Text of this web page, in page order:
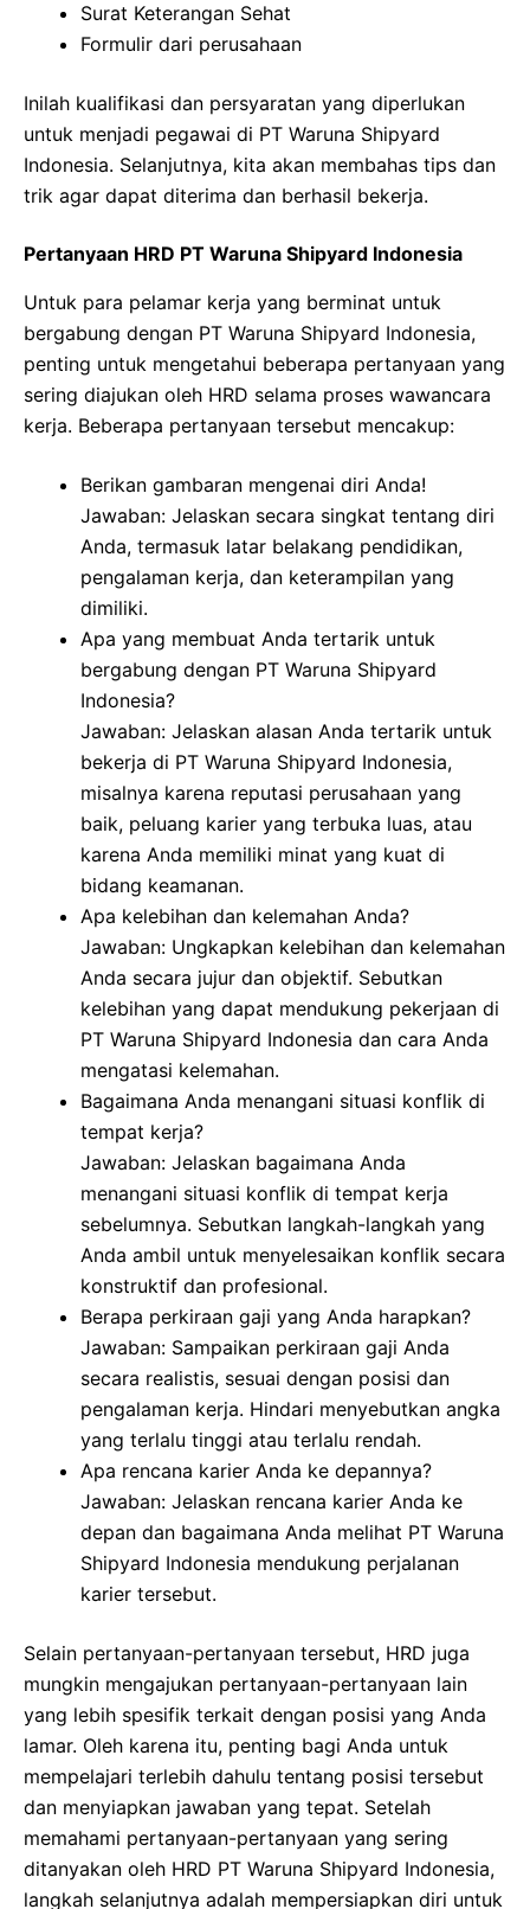
Surat Keterangan Sehat
Formulir dari perusahaan
Inilah kualifikasi dan persyaratan yang diperlukan
untuk menjadi pegawai di PT Waruna Shipyard
Indonesia. Selanjutnya, kita akan membahas tips dan
trik agar dapat diterima dan berhasil bekerja.
Pertanyaan HRD PT Waruna Shipyard Indonesia
Untuk para pelamar kerja yang berminat untuk
bergabung dengan PT Waruna Shipyard Indonesia,
penting untuk mengetahui beberapa pertanyaan yang
sering diajukan oleh HRD selama proses wawancara
kerja. Beberapa pertanyaan tersebut mencakup:
Berikan gambaran mengenai diri Anda!
Jawaban: Jelaskan secara singkat tentang diri
Anda, termasuk latar belakang pendidikan,
pengalaman kerja, dan keterampilan yang
dimiliki.
Apa yang membuat Anda tertarik untuk
bergabung dengan PT Waruna Shipyard
Indonesia?
Jawaban: Jelaskan alasan Anda tertarik untuk
bekerja di PT Waruna Shipyard Indonesia,
misalnya karena reputasi perusahaan yang
baik, peluang karier yang terbuka luas, atau
karena Anda memiliki minat yang kuat di
bidang keamanan.
Apa kelebihan dan kelemahan Anda?
Jawaban: Ungkapkan kelebihan dan kelemahan
Anda secara jujur dan objektif. Sebutkan
kelebihan yang dapat mendukung pekerjaan di
PT Waruna Shipyard Indonesia dan cara Anda
mengatasi kelemahan.
Bagaimana Anda menangani situasi konflik di
tempat kerja?
Jawaban: Jelaskan bagaimana Anda
menangani situasi konflik di tempat kerja
sebelumnya. Sebutkan langkah-langkah yang
Anda ambil untuk menyelesaikan konflik secara
konstruktif dan profesional.
Berapa perkiraan gaji yang Anda harapkan?
Jawaban: Sampaikan perkiraan gaji Anda
secara realistis, sesuai dengan posisi dan
pengalaman kerja. Hindari menyebutkan angka
yang terlalu tinggi atau terlalu rendah.
Apa rencana karier Anda ke depannya?
Jawaban: Jelaskan rencana karier Anda ke
depan dan bagaimana Anda melihat PT Waruna
Shipyard Indonesia mendukung perjalanan
karier tersebut.
Selain pertanyaan-pertanyaan tersebut, HRD juga
mungkin mengajukan pertanyaan-pertanyaan lain
yang lebih spesifik terkait dengan posisi yang Anda
lamar. Oleh karena itu, penting bagi Anda untuk
mempelajari terlebih dahulu tentang posisi tersebut
dan menyiapkan jawaban yang tepat. Setelah
memahami pertanyaan-pertanyaan yang sering
ditanyakan oleh HRD PT Waruna Shipyard Indonesia,
langkah selanjutnya adalah mempersiapkan diri untuk